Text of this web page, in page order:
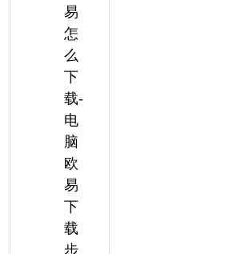
易
怎
么
下
载-
电
脑
欧
易
下
载
步